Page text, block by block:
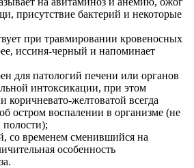
присутствие бактерий и некоторые
при травмировании кровеносных
иссиня-черный и напоминает
для патологий печени или органов
интоксикации, при этом
коричневато-желтоватой всегда
остром воспалении в организме (не
полости);
со временем сменившийся на
особенность